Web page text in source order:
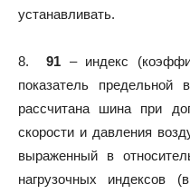
устанавливать.
8. 91 – индекс
показатель предельной
рассчитана шина при
скорости и давления
выраженный в
нагрузочных индексов